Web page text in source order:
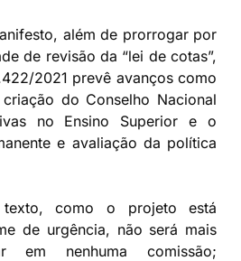
além de prorrogar por
de revisão da “lei de cotas”,
2021 prevê avanços como
criação do Conselho Nacional
no Ensino Superior e o
e avaliação da política
como o projeto está
de urgência, não será mais
em nenhuma comissão;